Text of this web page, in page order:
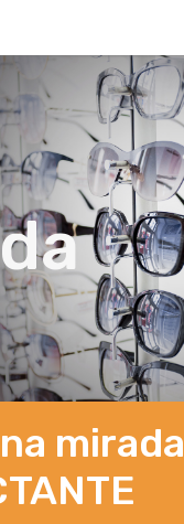
mirada